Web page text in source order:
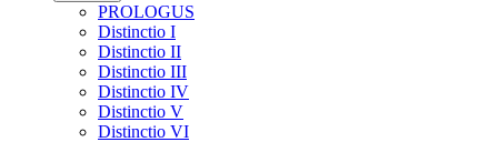
PROLOGUS
Distinctio I
Distinctio II
Distinctio III
Distinctio IV
Distinctio V
Distinctio VI